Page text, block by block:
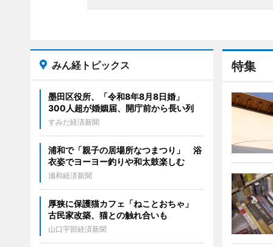
特集
みん経トピックス
墨田区役所、「令和8年8月8日婚」
300人超が婚姻届、開庁前から長い列
すみだ経済新聞
浦和で「親子の居場所なつまつり」 浴
衣姿でヨーヨー釣りや和太鼓楽しむ
浦和経済新聞
厚狭に保護猫カフェ「ねことおちゃ」
古民家改築、猫との触れ合いも
山口宇部経済新聞